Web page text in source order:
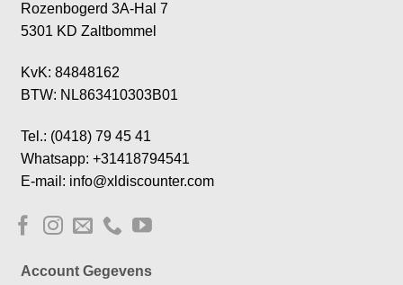
Rozenbogerd 3A-Hal 7
5301 KD Zaltbommel
KvK: 84848162
BTW: NL863410303B01
Tel.: (0418) 79 45 41
Whatsapp: +31418794541
E-mail: info@xldiscounter.com
Account Gegevens